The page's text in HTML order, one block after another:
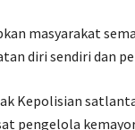
masyarakat
diri sendiri dan
Kepolisian
pengelola